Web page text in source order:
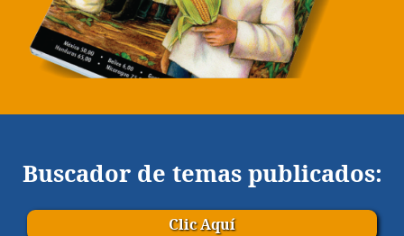
Buscador de temas publicados:
Clic Aquí